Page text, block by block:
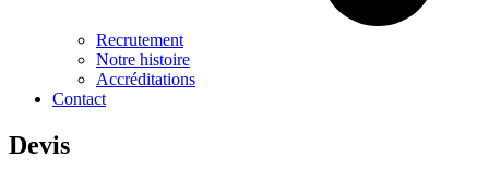
Recrutement
Notre histoire
Accréditations
Contact
Devis